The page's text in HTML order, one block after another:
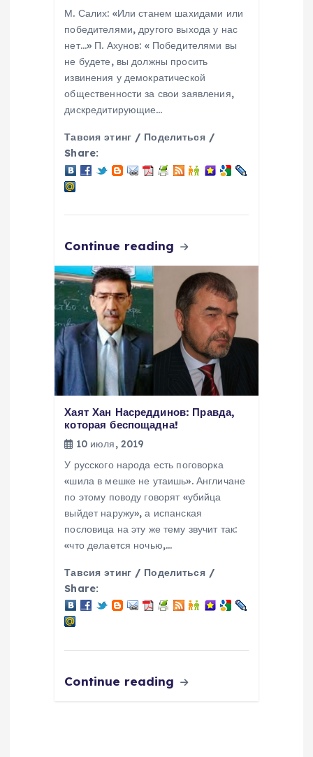
М. Салих: «Или станем шахидами или
победителями, другого выхода у нас
нет…» П. Ахунов: « Победителями вы
не будете, вы должны просить
извинения у демократической
общественности за свои заявления,
дискредитирующие…
Тавсия этинг / Поделиться /
Share:
Continue reading
Хаят Хан Насреддинов: Правда,
которая беспощадна!
10 июля, 2019
У русского народа есть поговорка
«шила в мешке не утаишь». Англичане
по этому поводу говорят «убийца
выйдет наружу», а испанская
пословица на эту же тему звучит так:
«что делается ночью,…
Тавсия этинг / Поделиться /
Share:
Continue reading